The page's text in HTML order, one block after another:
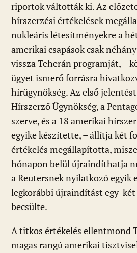
riportok váltották ki. Az
hírszerzési értékelések
nukleáris létesítményekre a
amerikai csapások csak
vissza Teherán programját, –
ügyet ismerő forrásra
hírügynökség. Az első
Hírszerző Ügynökség, a
szerve, és a 18 amerikai
egyike készítette, – állítja két
értékelés megállapította,
hónapon belül újraindíthatja
a Reutersnek nyilatkozó egyik
legkorábbi újraindítást egy-
becsülte.
A titkos értékelés ellentmond
magas rangú amerikai